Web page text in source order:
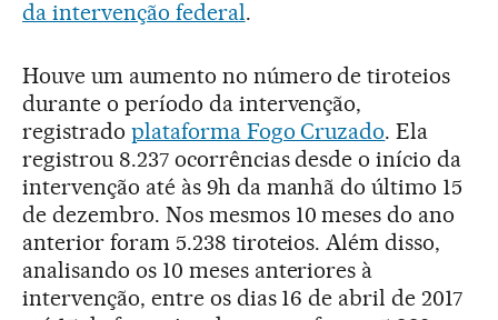
da intervenção federal.
Houve um aumento no número de tiroteios
durante o período da intervenção,
registrado plataforma Fogo Cruzado. Ela
registrou 8.237 ocorrências desde o início da
intervenção até às 9h da manhã do último 15
de dezembro. Nos mesmos 10 meses do ano
anterior foram 5.238 tiroteios. Além disso,
analisando os 10 meses anteriores à
intervenção, entre os dias 16 de abril de 2017